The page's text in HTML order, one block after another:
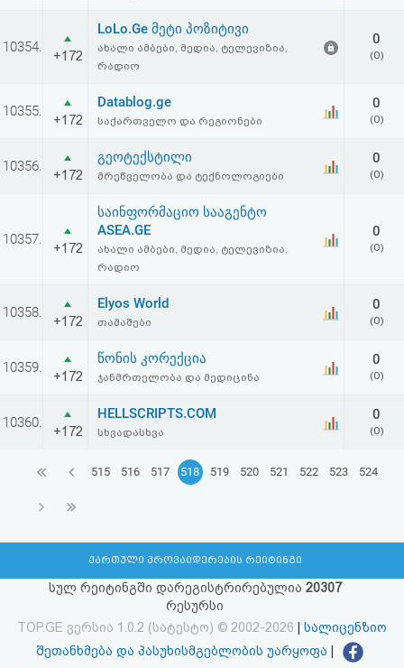
10354.
+172
LoLo.Ge მეტი პოზიტივი
ახალი ამბები, მედია, ტელევიზია,
რადიო
0
(0)
10355.
+172
Datablog.ge
საქართველო და რეგიონები
0
(0)
10356.
+172
გეოტექსტილი
მრეწველობა და ტექნოლოგიები
0
(0)
10357.
+172
საინფორმაციო სააგენტო
ASEA.GE
ახალი ამბები, მედია, ტელევიზია,
რადიო
0
(0)
10358.
+172
Elyos World
თამაშები
0
(0)
10359.
+172
წონის კორექცია
ჯანმრთელობა და მედიცინა
0
(0)
10360.
+172
HELLSCRIPTS.COM
სხვადასხვა
0
(0)
515 516 517 518 519 520 521 522 523 524
ქართული პროვაიდერების რეიტინგი
სულ რეიტინგში დარეგისტრირებულია 20307
რესურსი
TOP.GE ვერსია 1.0.2 (სატესტო) © 2002-2026
სალიცენზიო
შეთანხმება და პასუხისმგებლობის უარყოფა